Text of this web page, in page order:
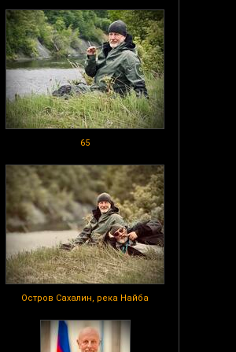
65
Остров Сахалин, река Найба